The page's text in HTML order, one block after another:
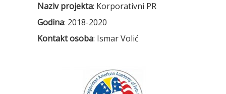
Naziv projekta: Korporativni PR
Godina: 2018-2020
Kontakt osoba: Ismar Volić